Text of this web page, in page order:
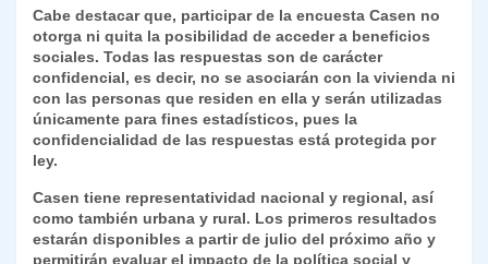
Cabe destacar que, participar de la encuesta Casen no
otorga ni quita la posibilidad de acceder a beneficios
sociales. Todas las respuestas son de carácter
confidencial, es decir, no se asociarán con la vivienda ni
con las personas que residen en ella y serán utilizadas
únicamente para fines estadísticos, pues la
confidencialidad de las respuestas está protegida por
ley.
Casen tiene representatividad nacional y regional, así
como también urbana y rural. Los primeros resultados
estarán disponibles a partir de julio del próximo año y
permitirán evaluar el impacto de la política social y